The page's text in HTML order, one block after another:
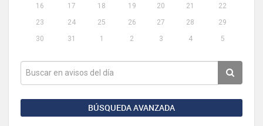
16
17 18 19 20 21
22
23
24 25 26 27 28
29
30
31 1 2 3 4 5
BÚSQUEDA AVANZADA